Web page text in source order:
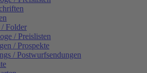
Folder
/ Preislisten
/ Prospekte
/ Postwurfsendungen